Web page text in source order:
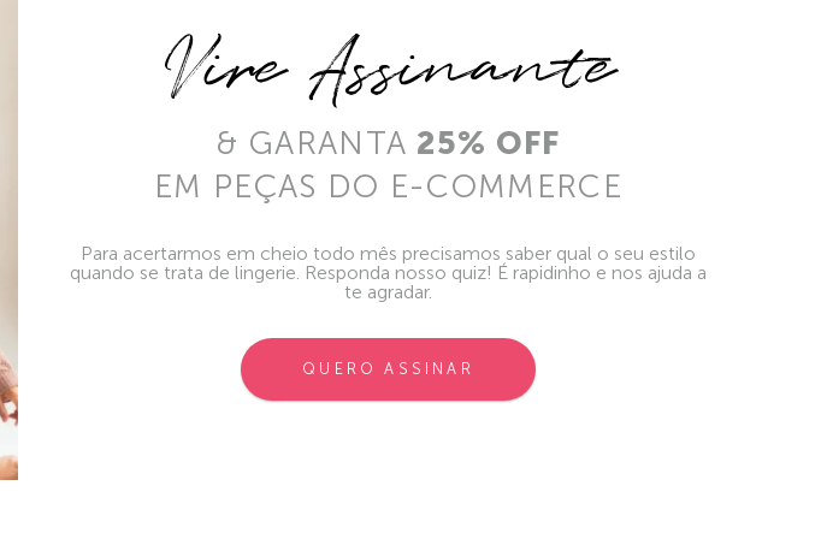
Vire Assinante
& GARANTA 25% OFF
EM PEÇAS DO E-COMMERCE
Para acertarmos em cheio todo mês precisamos saber qual o seu estilo
quando se trata de lingerie. Responda nosso quiz! É rapidinho e nos ajuda a
te agradar.
QUERO ASSINAR